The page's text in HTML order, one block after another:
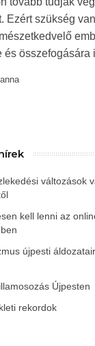
Ezért szükség
és összefogására
változások
kell lenni az
újpesti
Újpesten
rekordok